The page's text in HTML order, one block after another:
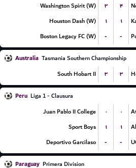
Washington Spirit (W)
۳ ۴
Houston Dash (W)
۱ ۱
Boston Legacy FC (W)
- -
Australia Tasmania Southern Championship
South Hobart II
۳ ۳
Peru Liga 1 - Clausura
Juan Pablo II College
۰ ۰
Sport Boys
۱ ۱
Deportivo Garcilaso
- -
Paraguay Primera Division